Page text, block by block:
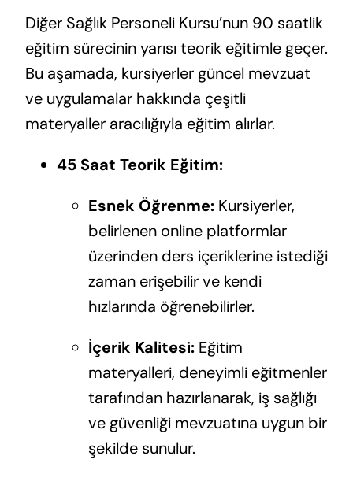
Diğer Sağlık Personeli Kursu’nun 90 saatlik
eğitim sürecinin yarısı teorik eğitimle geçer.
Bu aşamada, kursiyerler güncel mevzuat
ve uygulamalar hakkında çeşitli
materyaller aracılığıyla eğitim alırlar.
45 Saat Teorik Eğitim:
Esnek Öğrenme:Kursiyerler,
belirlenen online platformlar
üzerinden ders içeriklerine istediği
zaman erişebilir ve kendi
hızlarında öğrenebilirler.
İçerik Kalitesi:Eğitim
materyalleri, deneyimli eğitmenler
tarafından hazırlanarak, iş sağlığı
ve güvenliği mevzuatına uygun bir
şekilde sunulur.